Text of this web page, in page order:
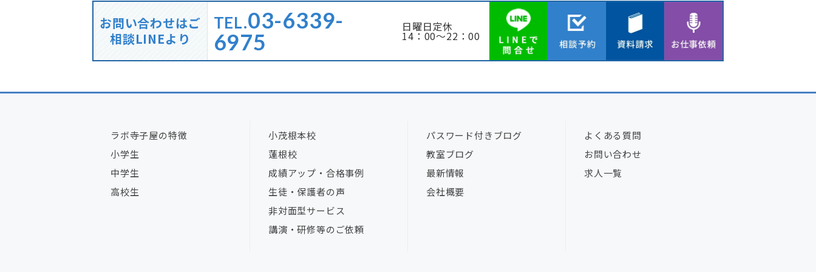
お問い合わせはご
相談LINEより
TEL.03-6339-
6975
日曜日定休
14：00～22：00
ラボ寺子屋の特徴
小学生
中学生
高校生
小茂根本校
蓮根校
成績アップ・合格事例
生徒・保護者の声
非対面型サービス
講演・研修等のご依頼
パスワード付きブログ
教室ブログ
最新情報
会社概要
よくある質問
お問い合わせ
求人一覧